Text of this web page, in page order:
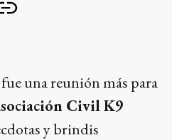
una reunión más para
Civil K9
y brindis